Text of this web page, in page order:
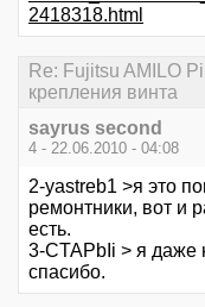
2418318.html
Re: Fujitsu AMILO
крепления винта
sayrus second
4 - 22.06.2010 - 04:08
2-yastreb1 >я это
ремонтники, вот и
есть.
3-CTAPbIi > я даже
спасибо.